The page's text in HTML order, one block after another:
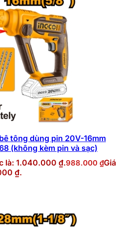
tông dùng pin 20V-16mm
(không kèm pin và sạc)
là: 1.040.000 ₫.988.000 ₫Giá
₫.